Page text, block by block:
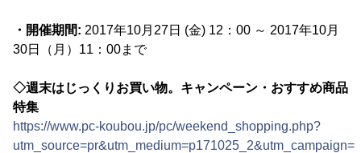
・開催期間: 2017年10月27日 (金) 12：00 ～ 2017年10月
30日（月）11：00まで
◇週末はじっくりお買い物。キャンペーン・おすすめ商品
特集
https://www.pc-koubou.jp/pc/weekend_shopping.php?